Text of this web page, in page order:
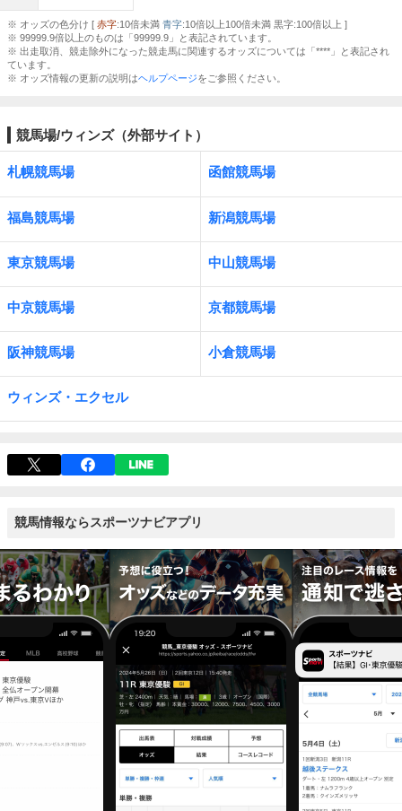
※ オッズの色分け [ 赤字:10倍未満 青字:10倍以上100倍未満 黒字:100倍以上 ]
※ 99999.9倍以上のものは「99999.9」と表記されています。
※ 出走取消、競走除外になった競走馬に関連するオッズについては「****」と表記され
ています。
※ オッズ情報の更新の説明はヘルプページをご参照ください。
競馬場/ウィンズ（外部サイト）
札幌競馬場 函館競馬場
福島競馬場 新潟競馬場
東京競馬場 中山競馬場
中京競馬場 京都競馬場
阪神競馬場 小倉競馬場
ウィンズ・エクセル
競馬情報ならスポーツナビアプリ